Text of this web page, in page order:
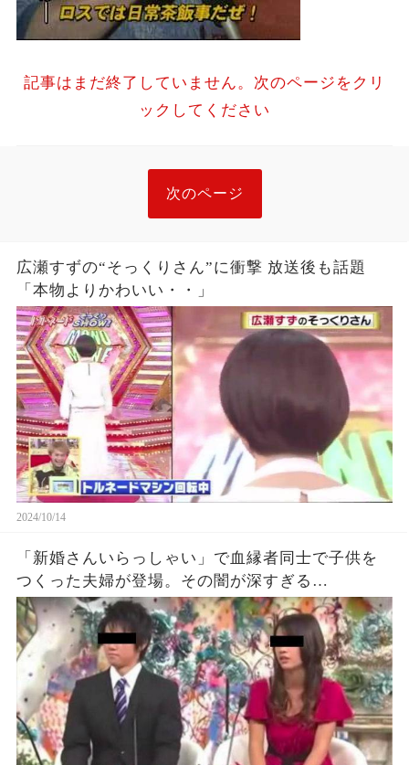
記事はまだ終了していません。次のページをクリ
ックしてください
次のページ
広瀬すずの“そっくりさん”に衝撃 放送後も話題
「本物よりかわいい・・」
2024/10/14
「新婚さんいらっしゃい」で血縁者同士で子供を
つくった夫婦が登場。その闇が深すぎる…